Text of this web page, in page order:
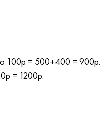
100р = 500+400 = 900р.
= 1200р.